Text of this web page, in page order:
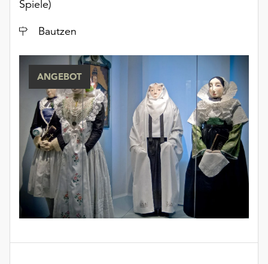
Spiele)
Ort
Bautzen
ANGEBOT